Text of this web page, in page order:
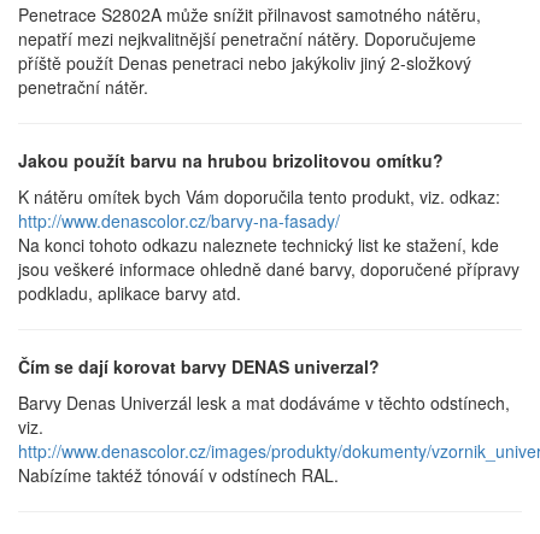
Penetrace S2802A může snížit přilnavost samotného nátěru,
nepatří mezi nejkvalitnější penetrační nátěry. Doporučujeme
příště použít Denas penetraci nebo jakýkoliv jiný 2-složkový
penetrační nátěr.
Jakou použít barvu na hrubou brizolitovou omítku?
K nátěru omítek bych Vám doporučila tento produkt, viz. odkaz:
http://www.denascolor.cz/barvy-na-fasady/
Na konci tohoto odkazu naleznete technický list ke stažení, kde
jsou veškeré informace ohledně dané barvy, doporučené přípravy
podkladu, aplikace barvy atd.
Čím se dají korovat barvy DENAS univerzal?
Barvy Denas Univerzál lesk a mat dodáváme v těchto odstínech,
viz.
http://www.denascolor.cz/images/produkty/dokumenty/
Nabízíme taktéž tónováí v odstínech RAL.